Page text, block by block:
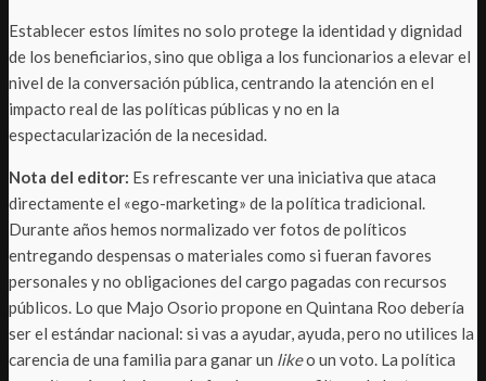
Establecer estos límites no solo protege la identidad y dignidad
de los beneficiarios, sino que obliga a los funcionarios a elevar el
nivel de la conversación pública, centrando la atención en el
impacto real de las políticas públicas y no en la
espectacularización de la necesidad.
Nota del editor: Es refrescante ver una iniciativa que ataca
directamente el «ego-marketing» de la política tradicional.
Durante años hemos normalizado ver fotos de políticos
entregando despensas o materiales como si fueran favores
personales y no obligaciones del cargo pagadas con recursos
públicos. Lo que Majo Osorio propone en Quintana Roo debería
ser el estándar nacional: si vas a ayudar, ayuda, pero no utilices la
carencia de una familia para ganar un likeo un voto. La política